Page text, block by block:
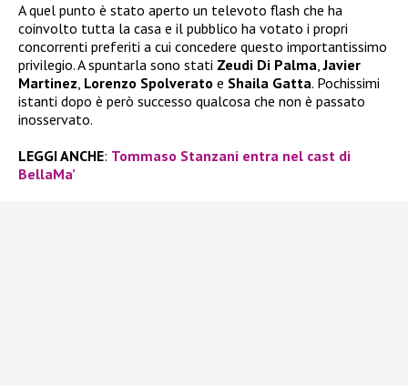
A quel punto è stato aperto un televoto flash che ha
coinvolto tutta la casa e il pubblico ha votato i propri
concorrenti preferiti a cui concedere questo importantissimo
privilegio. A spuntarla sono stati Zeudi Di Palma,Javier
Martinez, Lorenzo Spolverato e Shaila Gatta. Pochissimi
istanti dopo è però successo qualcosa che non è passato
inosservato.
LEGGI ANCHE: Tommaso Stanzani entra nel cast di
BellaMa’